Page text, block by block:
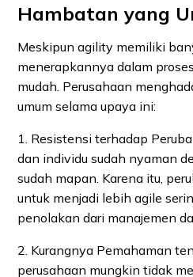
Hambatan yang
Meskipun agility memiliki
menerapkannya dalam
mudah. Perusahaan
umum selama upaya ini:
1. Resistensi terhadap
dan individu sudah nyaman
sudah mapan. Karena itu,
untuk menjadi lebih agile
penolakan dari manajemen
2. Kurangnya Pemahaman
perusahaan mungkin tidak